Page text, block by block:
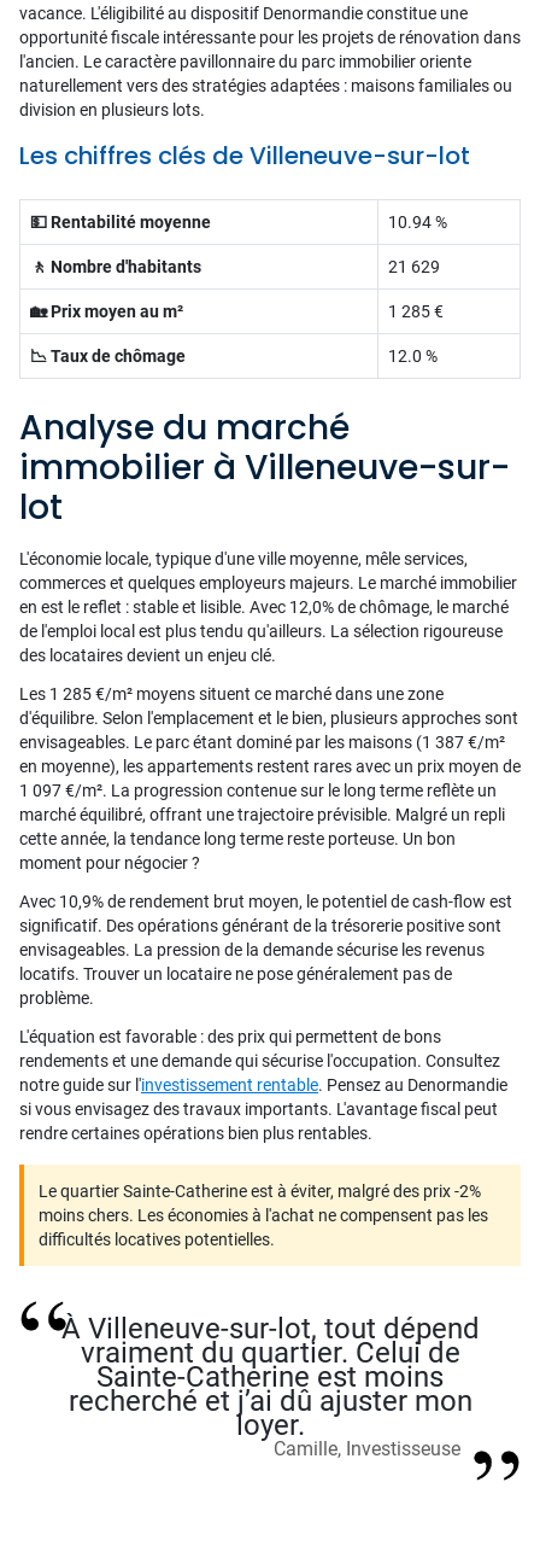
vacance. L'éligibilité au dispositif Denormandie constitue une
opportunité fiscale intéressante pour les projets de rénovation dans
l'ancien. Le caractère pavillonnaire du parc immobilier oriente
naturellement vers des stratégies adaptées : maisons familiales ou
division en plusieurs lots.
Les chiffres clés de Villeneuve-sur-lot
💵 Rentabilité moyenne 10.94 %
🚶 Nombre d'habitants 21 629
🏡 Prix moyen au m² 1 285 €
📉 Taux de chômage 12.0 %
Analyse du marché
immobilier à Villeneuve-sur-
lot
L'économie locale, typique d'une ville moyenne, mêle services,
commerces et quelques employeurs majeurs. Le marché immobilier
en est le reflet : stable et lisible. Avec 12,0% de chômage, le marché
de l'emploi local est plus tendu qu'ailleurs. La sélection rigoureuse
des locataires devient un enjeu clé.
Les 1 285 €/m² moyens situent ce marché dans une zone
d'équilibre. Selon l'emplacement et le bien, plusieurs approches sont
envisageables. Le parc étant dominé par les maisons (1 387 €/m²
en moyenne), les appartements restent rares avec un prix moyen de
1 097 €/m². La progression contenue sur le long terme reflète un
marché équilibré, offrant une trajectoire prévisible. Malgré un repli
cette année, la tendance long terme reste porteuse. Un bon
moment pour négocier ?
Avec 10,9% de rendement brut moyen, le potentiel de cash-flow est
significatif. Des opérations générant de la trésorerie positive sont
envisageables. La pression de la demande sécurise les revenus
locatifs. Trouver un locataire ne pose généralement pas de
problème.
L'équation est favorable : des prix qui permettent de bons
rendements et une demande qui sécurise l'occupation. Consultez
notre guide sur l'investissement rentable. Pensez au Denormandie
si vous envisagez des travaux importants. L'avantage fiscal peut
rendre certaines opérations bien plus rentables.
Le quartier Sainte-Catherine est à éviter, malgré des prix -2%
moins chers. Les économies à l'achat ne compensent pas les
difficultés locatives potentielles.
À Villeneuve-sur-lot, tout dépend
vraiment du quartier. Celui de
Sainte-Catherine est moins
recherché et j’ai dû ajuster mon
loyer.
Camille, Investisseuse